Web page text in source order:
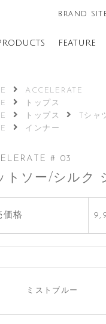
BRAND
FEATURE
ACCELERATE
トップス
トップス
Tシャ
インナー
# 03
トソー/シルク
価格
ミストブルー